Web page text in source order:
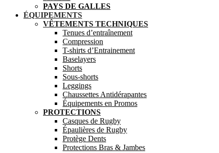
PAYS DE GALLES
ÉQUIPEMENTS
VÊTEMENTS TECHNIQUES
Tenues d’entraînement
Compression
T-shirts d’Entrainement
Baselayers
Shorts
Sous-shorts
Leggings
Chaussettes Antidérapantes
Équipements en Promos
PROTECTIONS
Casques de Rugby
Épaulières de Rugby
Protège Dents
Protections Bras & Jambes